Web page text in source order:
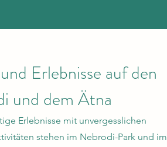
Erlebnisse auf den
und dem Ätna
Erlebnisse mit unvergesslichen
stehen im Nebrodi-Park und im